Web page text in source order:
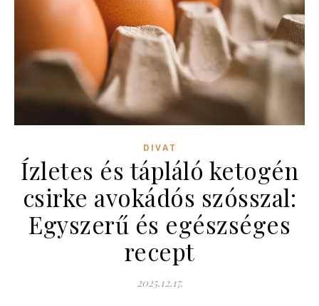
DIVAT
Ízletes és tápláló ketogén
csirke avokádós szósszal:
Egyszerű és egészséges
recept
2025.12.17.